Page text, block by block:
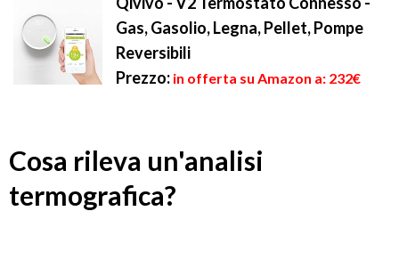
Gas, Gasolio, Legna, Pellet, Pompe
Reversibili
Prezzo: in offerta su Amazon a: 232€
Cosa rileva un'analisi
termografica?